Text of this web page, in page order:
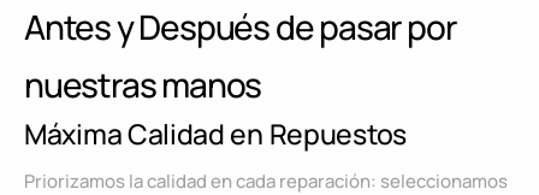
Antes y Después de pasar por
nuestras manos
Máxima Calidad en Repuestos
Priorizamos la calidad en cada reparación: seleccionamos